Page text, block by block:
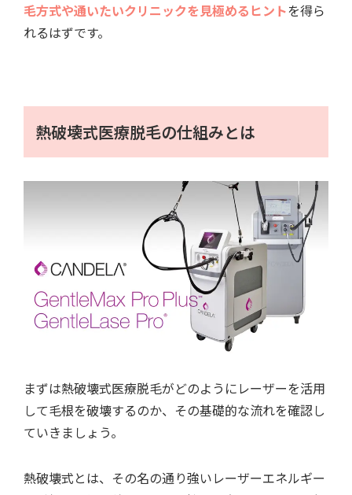
毛方式や通いたいクリニックを見極めるヒントを得ら
れるはずです。
熱破壊式医療脱毛の仕組みとは
まずは熱破壊式医療脱毛がどのようにレーザーを活用
して毛根を破壊するのか、その基礎的な流れを確認し
ていきましょう。
熱破壊式とは、その名の通り強いレーザーエネルギー